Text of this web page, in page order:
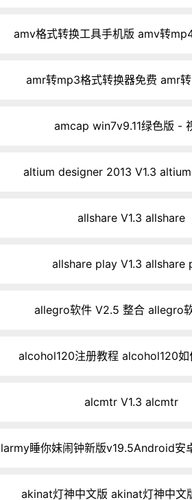
amv格式转换工具手机版 amv转
amr转mp3格式转换器免费 amr
amcap win7v9.11绿色版 -
altium designer 2013 V1.3
allshare V1.3 allshare
allshare play V1.3 allshare
allegro软件 V2.5 整合 allegro
alcohol120注册教程 alcohol120如
alcmtr V1.3 alcmtr
睡你妹闹钟新版v19.5Android安
akinat灯神中文版 akinat灯神中文